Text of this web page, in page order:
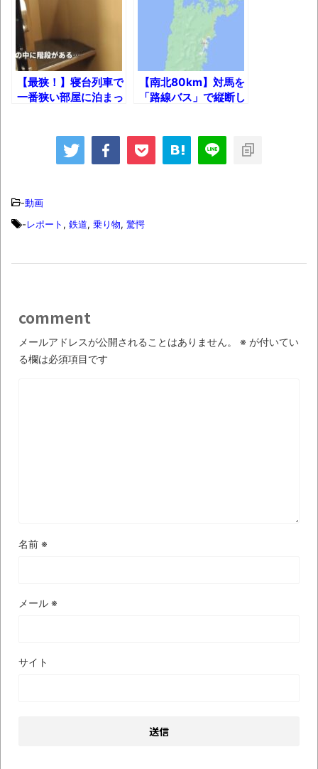
【動画】カニ、ちょっかい出してきた陰に
ブチギレ
長野県のなめこのデカさが規格外だったｗ
ｗ
新装版「ご冗談でしょう、ファインマンさ
【画像】整形で2400万円超えの美女、水着
感想
ば自分たちで紹介だ！
時代の流れ
ナチスドイツは何故バルバロッサ作戦とか
【最狭！】寝台列車で
一番狭い部屋に泊まっ
【南北80km】対馬を
「路線バス」で縦断し
-動画
-レポート , 鉄道, 乗り物, 驚愕
comment
メールアドレスが公開されることはありません。 ※ が付いてい
る欄は必須項目です
名前 ※
メール ※
サイト